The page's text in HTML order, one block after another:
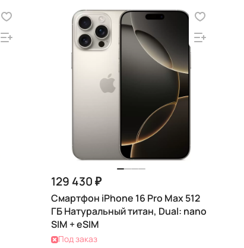
129 430 ₽
Смартфон iPhone 16 Pro Max 512
ГБ Натуральный титан, Dual: nano
SIM + eSIM
Под заказ